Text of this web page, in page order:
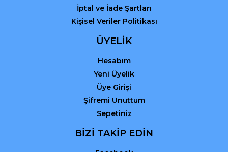
İptal ve İade Şartları
Kişisel Veriler Politikası
ÜYELİK
Hesabım
Yeni Üyelik
Üye Girişi
Şifremi Unuttum
Sepetiniz
BİZİ TAKİP EDİN